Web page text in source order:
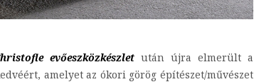
evőeszközkészlet után újra elmerült a
amelyet az ókori görög építészet/művészet